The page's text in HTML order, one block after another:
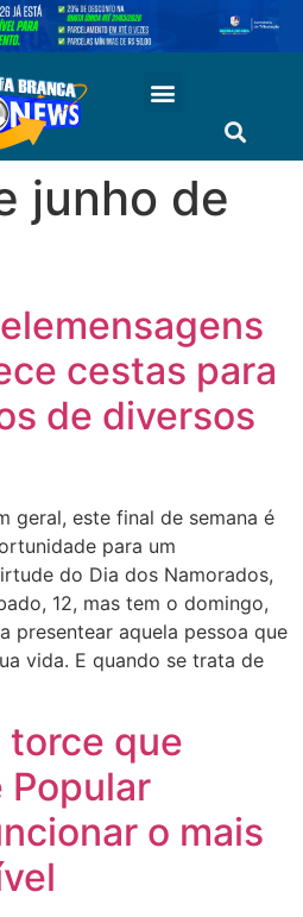
junho de
cestas para
de diversos
geral, este final de semana é
para um
do Dia dos Namorados,
12, mas tem o domingo,
presentear aquela pessoa que
vida. E quando se trata de
torce que
Popular
o mais